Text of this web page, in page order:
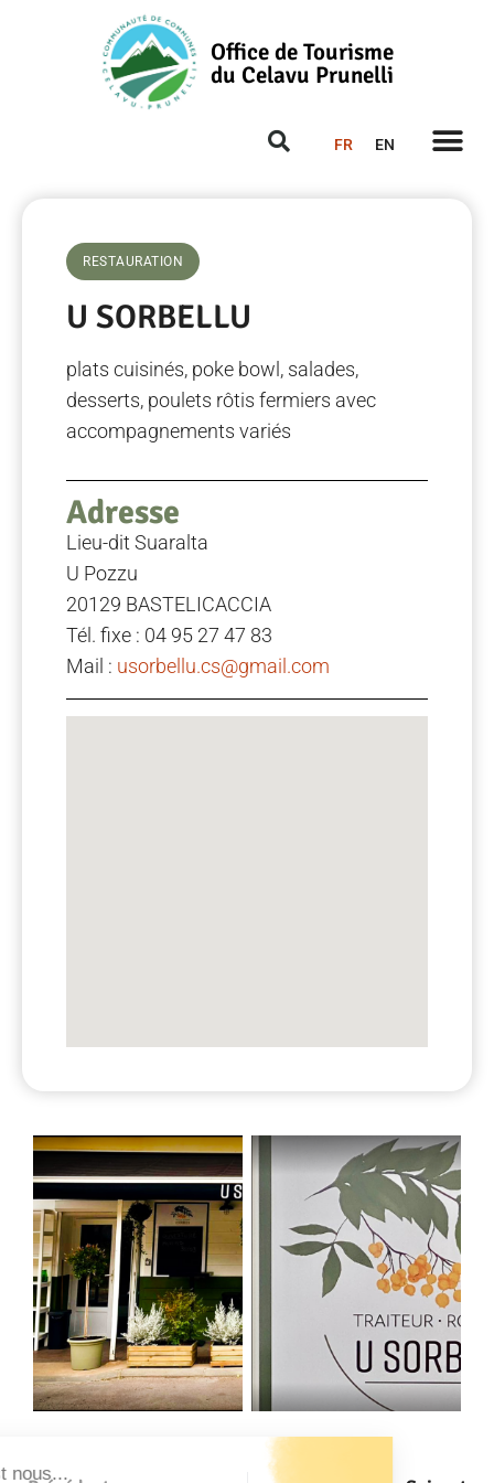
Salut c'est nous...
Office de Tourisme
du Celavu Prunelli
FR EN
RESTAURATION
U SORBELLU
plats cuisinés, poke bowl, salades,
desserts, poulets rôtis fermiers avec
accompagnements variés
Adresse
Lieu-dit Suaralta
U Pozzu
20129 BASTELICACCIA
Tél. fixe : 04 95 27 47 83
Mail : usorbellu.cs@gmail.com